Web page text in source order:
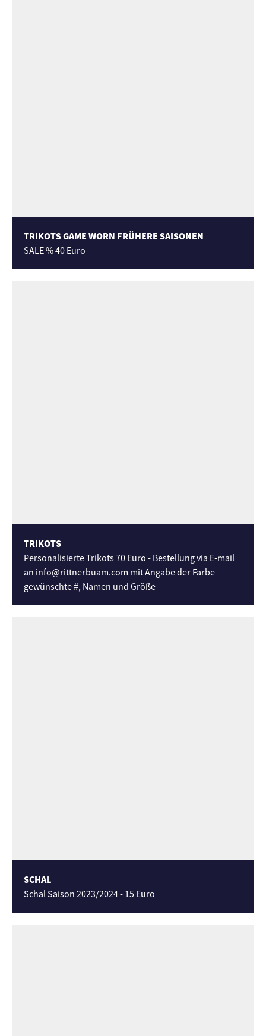
TRIKOTS GAME WORN FRÜHERE SAISONEN
SALE % 40 Euro
TRIKOTS
Personalisierte Trikots 70 Euro - Bestellung via E-mail
an info@rittnerbuam.com mit Angabe der Farbe
gewünschte #, Namen und Größe
SCHAL
Schal Saison 2023/2024 - 15 Euro